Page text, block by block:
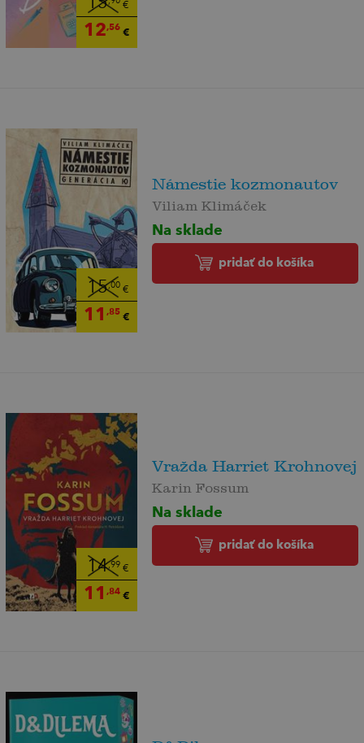
€
12,56€
15,00€
11 ,85€
Námestie kozmonautov
Viliam Klimáček
Na sklade
pridať do košíka
14,99 €
11 ,84€
Vražda Harriet Krohnovej
Karin Fossum
Na sklade
pridať do košíka